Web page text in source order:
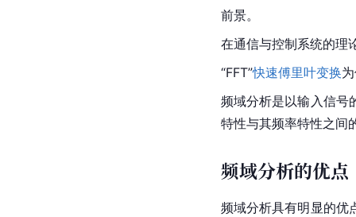
前景。
在通信与控制系统的理
“FFT”快速傅里叶变换
频域分析是以输入信号
特性与其频率特性之间
频域分析的优点
频域分析具有明显的优